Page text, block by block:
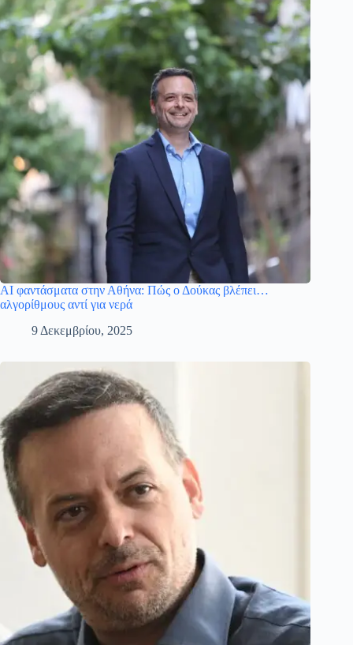
AI φαντάσματα στην Αθήνα: Πώς ο Δούκας βλέπει…
αλγορίθμους αντί για νερά
9 Δεκεμβρίου, 2025